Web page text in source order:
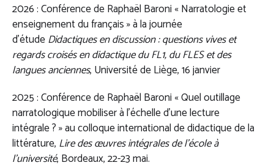
2026 : Conférence de Raphaël Baroni « Narratologie et
enseignement du français » à la journée
d’étudeDidactiques en discussion : questions vives et
regards croisés en didactique du FL1, du FLES et des
langues anciennes, Université de Liège, 16 janvier
2025 : Conférence de Raphaël Baroni « Quel outillage
narratologique mobiliser à l’échelle d’une lecture
intégrale ? » au colloque international de didactique de la
littérature, Lire des œuvres intégrales de l’école à
l’université, Bordeaux, 22-23 mai.